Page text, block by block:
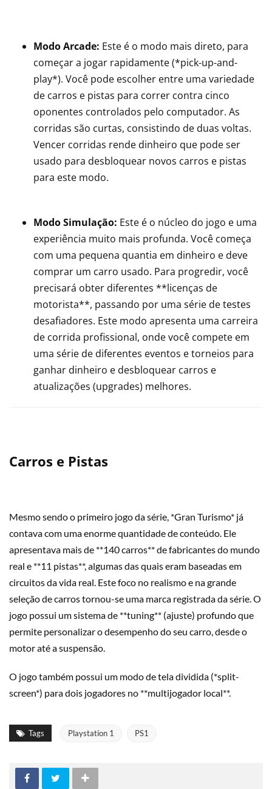
Modo Arcade: Este é o modo mais direto, para
começar a jogar rapidamente (*pick-up-and-
play*). Você pode escolher entre uma variedade
de carros e pistas para correr contra cinco
oponentes controlados pelo computador. As
corridas são curtas, consistindo de duas voltas.
Vencer corridas rende dinheiro que pode ser
usado para desbloquear novos carros e pistas
para este modo.
Modo Simulação: Este é o núcleo do jogo e uma
experiência muito mais profunda. Você começa
com uma pequena quantia em dinheiro e deve
comprar um carro usado. Para progredir, você
precisará obter diferentes **licenças de
motorista**, passando por uma série de testes
desafiadores. Este modo apresenta uma carreira
de corrida profissional, onde você compete em
uma série de diferentes eventos e torneios para
ganhar dinheiro e desbloquear carros e
atualizações (upgrades) melhores.
Carros e Pistas
Mesmo sendo o primeiro jogo da série, *Gran Turismo* já
contava com uma enorme quantidade de conteúdo. Ele
apresentava mais de **140 carros** de fabricantes do mundo
real e **11 pistas**, algumas das quais eram baseadas em
circuitos da vida real. Este foco no realismo e na grande
seleção de carros tornou-se uma marca registrada da série. O
jogo possui um sistema de **tuning** (ajuste) profundo que
permite personalizar o desempenho do seu carro, desde o
motor até a suspensão.
O jogo também possui um modo de tela dividida (*split-
screen*) para dois jogadores no **multijogador local**.
Tags Playstation 1 PS1